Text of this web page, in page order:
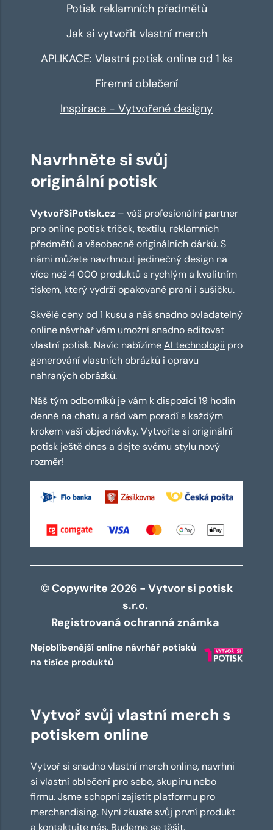
Potisk reklamních předmětů
Jak si vytvořit vlastní merch
APLIKACE: Vlastní potisk online od 1 ks
Firemní oblečení
Inspirace - Vytvořené designy
Navrhněte si svůj
originální potisk
VytvořSiPotisk.cz – váš profesionální partner
pro online potisk triček,textilu, reklamních
předmětů a všeobecně originálních dárků. S
námi můžete navrhnout jedinečný design na
více než 4 000 produktů s rychlým a kvalitním
tiskem, který vydrží opakované praní i sušičku.
Skvělé ceny od 1 kusu a náš snadno ovladatelný
online návrhářvám umožní snadno editovat
vlastní potisk. Navíc nabízímeAI technologii pro
generování vlastních obrázků i opravu
nahraných obrázků.
Náš tým odborníků je vám k dispozici 19 hodin
denně na chatu a rád vám poradí s každým
krokem vaší objednávky. Vytvořte si originální
potisk ještě dnes a dejte svému stylu nový
rozměr!
© Copywrite 2026 - Vytvor si potisk
s.r.o.
Registrovaná ochranná známka
Nejoblíbenější online návrhář potisků
na tisíce produktů
Vytvoř svůj vlastní merch s
potiskem online
Vytvoř si snadno vlastní merch online, navrhni
si vlastní oblečení pro sebe, skupinu nebo
firmu. Jsme schopni zajistit platformu pro
merchandising. Nyní zkuste svůj první produkt
a kontaktujte nás. Budeme se těšit.